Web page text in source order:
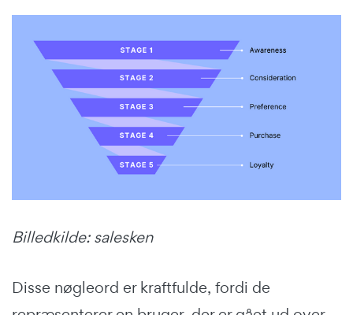
Billedkilde: salesken
Disse nøgleord er kraftfulde, fordi de